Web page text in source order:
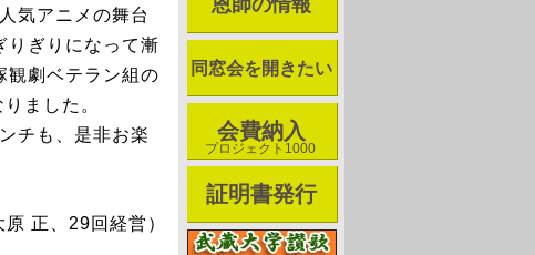
気アニメの舞台
りぎりになって漸
観劇ベテラン組の
ました。
チも、是非お楽
正、29回経営）
恩師の情報
同窓会を開きたい
会費納入
プロジェクト1000
証明書発行